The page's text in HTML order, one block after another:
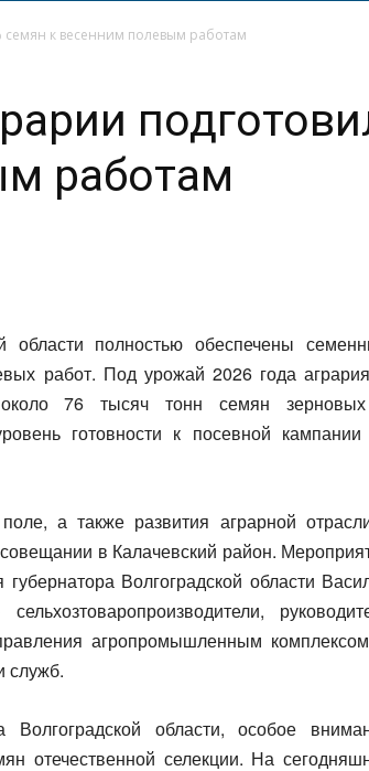
семян к весенним полевым работам
работам
области полностью обеспечены
работ. Под урожай 2026 года
около 76 тысяч тонн семян
готовности к посевной
а также развития аграрной
в Калачевский район.
Волгоградской области
агропромышленным
служб.
области, особое
отечественной селекции. На